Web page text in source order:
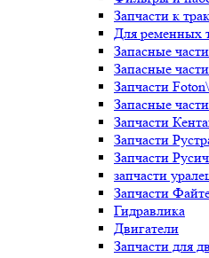
Запчасти к
Для ременных
Запасные
Запасные
Запчасти
Запасные
Запчасти
Запчасти
Запчасти
запчасти
Запчасти
Гидравлика
Двигатели
Запчасти для